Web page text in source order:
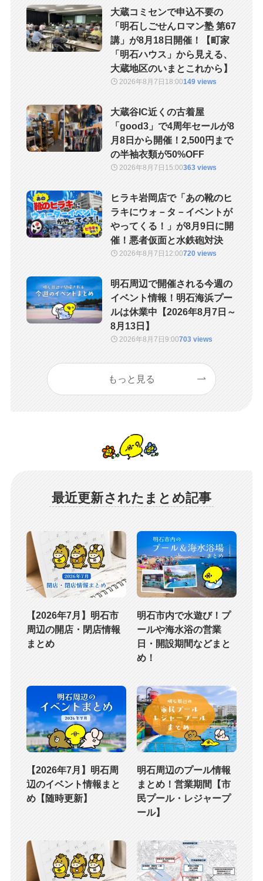
大蔵コミセンで申込不要の
「明石しごせんロマン塾 第67
講」が8月18日開催！【町家
「明石ハウス」から見える、
大蔵地区のいまとこれから】
2026年8月7日 18:00149 views
大蔵谷IC近くの古着屋
「good3」で4周年セールが8
月8日から開催！2,500円まで
の半袖衣類が50%OFF
2026年8月7日 15:00363 views
ヒラキ岩岡店で「あの靴のヒ
ラキにウォ－タ－イベントが
やってくる！」が8月9日に開
催！悪者仮面と水鉄砲対決
2026年8月7日 12:00720 views
明石周辺で開催される今週の
イベント情報！明石海浜プー
ルは休業中【2026年8月7日～
8月13日】
2026年8月7日9:00703 views
もっと見る
最近更新されたまとめ記事
【2026年7月】明石市
周辺の開店・閉店情報
まとめ
明石市内で水遊び！プ
ールや海水浴の営業
日・開設期間などまと
め！
【2026年7月】明石周
辺のイベント情報まと
め【随時更新】
明石周辺のプール情報
まとめ！営業期間【市
民プール・レジャープ
ール】